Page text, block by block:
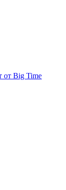
от Big Time